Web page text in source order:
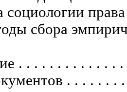
социологии
сбора
. . . . . . . . . . . . .
. . . . . . .